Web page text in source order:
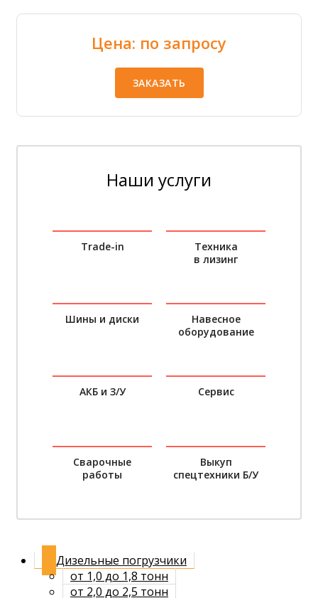
Цена: по запросу
ЗАКАЗАТЬ
Наши услуги
Trade-in
Техника
в лизинг
Шины и диски
Навесное
оборудование
АКБ и З/У Сервис
Сварочные
работы
Выкуп
спецтехники Б/У
Дизельные погрузчики
от 1,0 до 1,8 тонн
от 2,0 до 2,5 тонн